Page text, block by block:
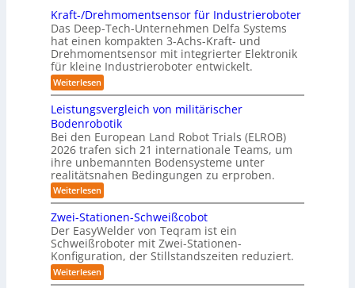
a
x
s
n
a
h
e
A
u
t
o
m
a
t
i
s
i
f
2
0
2
6
n
g
S
y
s
e
m
m
p
a
t
e
s
3
D
-
S
t
e
r
e
o
-
K
Kraft-/Drehmomentsensor für Industrieroboter
Das Deep-Tech-Unternehmen Delfa Systems
hat einen kompakten 3-Achs-Kraft- und
Drehmomentsensor mit integrierter Elektronik
für kleine Industrieroboter entwickelt.
Weiterlesen:
K
a
f
t
-
/
D
r
e
h
m
o
m
e
n
t
s
Leistungsvergleich von militärischer
Bodenrobotik
Bei den European Land Robot Trials (ELROB)
2026 trafen sich 21 internationale Teams, um
ihre unbemannten Bodensysteme unter
realitätsnahen Bedingungen zu erproben.
Weiterlesen:
L
e
i
s
t
u
n
g
Zwei-Stationen-Schweißcobot
Der EasyWelder von Teqram ist ein
Schweißroboter mit Zwei-Stationen-
Konfiguration, der Stillstandszeiten reduziert.
Weiterlesen:
Z